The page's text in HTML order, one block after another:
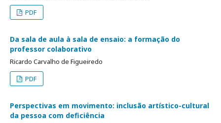
PDF
Da sala de aula à sala de ensaio: a formação do
professor colaborativo
Ricardo Carvalho de Figueiredo
PDF
Perspectivas em movimento: inclusão artístico-cultural
da pessoa com deficiência